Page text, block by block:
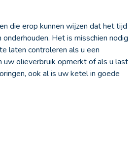
die erop kunnen wijzen dat het tijd
Het is misschien nodig
laten controleren als u een
uw olieverbruik opmerkt of als u last
ook al is uw ketel in goede